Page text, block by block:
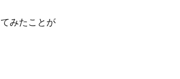
みたことが